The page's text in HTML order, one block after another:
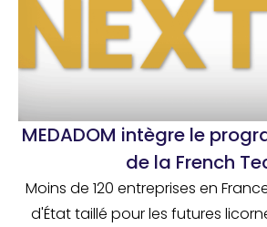
MEDADOM intègre le
de la French
Moins de 120 entreprises en
d'État taillé pour les futures